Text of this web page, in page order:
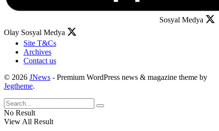
Sosyal Medya
Olay Sosyal Medya
Site T&Cs
Archives
Contact us
© 2026 JNews - Premium WordPress news & magazine theme by
Jegtheme.
No Result
View All Result